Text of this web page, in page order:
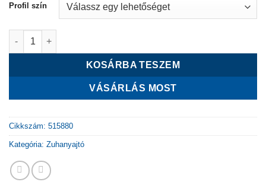
Profil szín
Polaris N önnálló zuhanyajtó két fal közé mennyiség
KOSÁRBA TESZEM
VÁSÁRLÁS MOST
Cikkszám: 515880
Kategória: Zuhanyajtó